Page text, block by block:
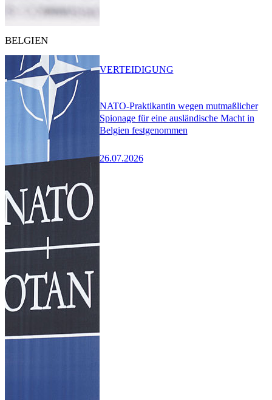
BELGIEN
NATO-Praktikantin wegen mutmaßlicher
Spionage für eine ausländische Macht in
Belgien festgenommen
26.07.2026
VERTEIDIGUNG